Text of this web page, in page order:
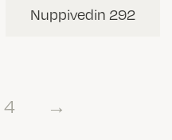
Nuppivedin 292
4 →